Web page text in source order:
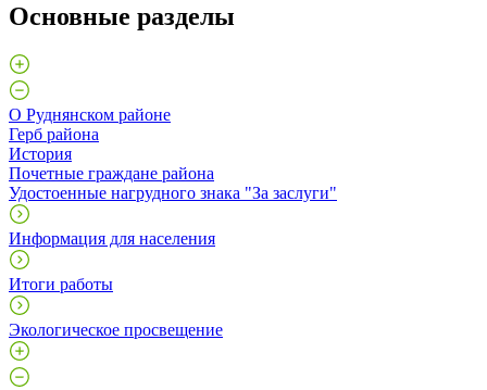
Основные разделы
О Руднянском районе
Герб района
История
Почетные граждане района
Удостоенные нагрудного знака "За заслуги"
Информация для населения
Итоги работы
Экологическое просвещение